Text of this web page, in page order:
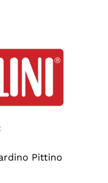
Pittino